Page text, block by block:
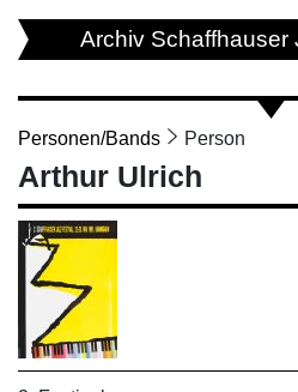
Archiv Schaffhauser
Personen/Bands Person
Arthur Ulrich